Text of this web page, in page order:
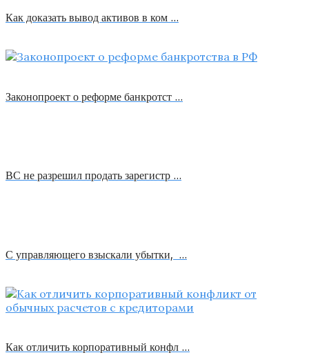
Как доказать вывод активов в ком …
Законопроект о реформе банкротст …
ВС не разрешил продать зарегистр …
С управляющего взыскали убытки, …
Как отличить корпоративный конфл …